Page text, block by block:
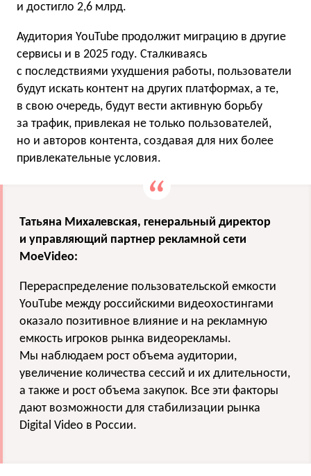
и достигло 2,6 млрд.
Аудитория YouTube продолжит миграцию в другие
сервисы и в 2025 году. Сталкиваясь
с последствиями ухудшения работы, пользователи
будут искать контент на других платформах, а те,
в свою очередь, будут вести активную борьбу
за трафик, привлекая не только пользователей,
но и авторов контента, создавая для них более
привлекательные условия.
Татьяна Михалевская, генеральный директор
и управляющий партнер рекламной сети
MoeVideo:
Перераспределение пользовательской емкости
YouTube между российскими видеохостингами
оказало позитивное влияние и на рекламную
емкость игроков рынка видеорекламы.
Мы наблюдаем рост объема аудитории,
увеличение количества сессий и их длительности,
а также и рост объема закупок. Все эти факторы
дают возможности для стабилизации рынка
Digital Video в России.